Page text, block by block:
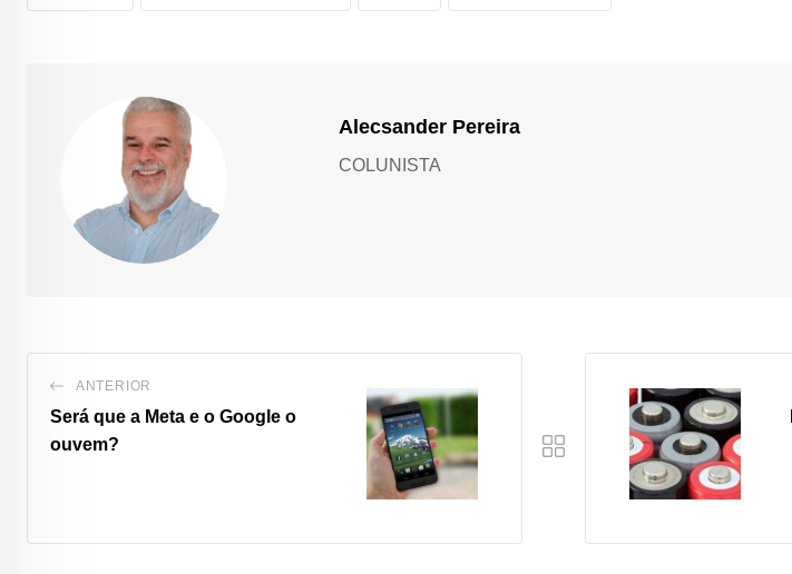
Alecsander Pereira
COLUNISTA
ANTERIOR
Será que a Meta e o Google o
ouvem?